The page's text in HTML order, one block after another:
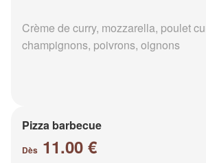
Crème de curry, mozzarella, poulet
champignons, poivrons, oignons
Pizza barbecue
Dès 11.00 €